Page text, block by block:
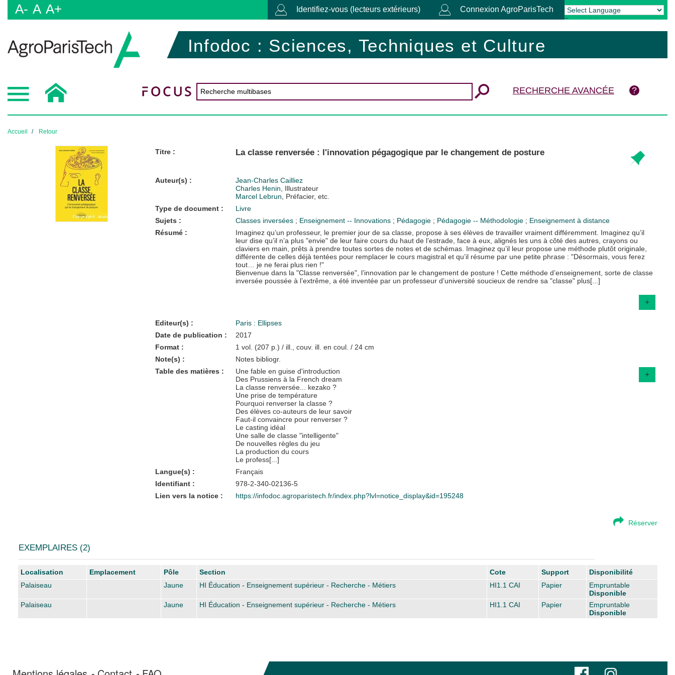
A- A A+ Identifiez-vous (lecteurs extérieurs) Connexion AgroParisTech
Powered by Translate
Infodoc : Sciences, Techniques et Culture
RECHERCHE AVANCÉE
Accueil Retour
Titre : La classe renversée : l'innovation pégagogique par le changement de posture
Auteur(s) :
Jean-Charles Cailliez
Charles Henin , Illustrateur
Marcel Lebrun , Préfacier, etc.
Type de document :
Livre
Sujets :
Classes inversées ; Enseignement -- Innovations ; Pédagogie ; Pédagogie -- Méthodologie ; Enseignement à distance
Résumé :
Imaginez qu’un professeur, le premier jour de sa classe, propose à ses élèves de travailler vraiment différemment. Imaginez qu’il
leur dise qu’il n’a plus "envie" de leur faire cours du haut de l’estrade, face à eux, alignés les uns à côté des autres, crayons ou
claviers en main, prêts à prendre toutes sortes de notes et de schémas. Imaginez qu’il leur propose une méthode plutôt originale,
différente de celles déjà tentées pour remplacer le cours magistral et qu’il résume par une petite phrase : "Désormais, vous ferez
tout… je ne ferai plus rien !"
Bienvenue dans la "Classe renversée", l’innovation par le changement de posture ! Cette méthode d’enseignement, sorte de classe
inversée poussée à l’extrême, a été inventée par un professeur d’université soucieux de rendre sa "classe" plus[...]
+
Editeur(s) :
Paris : Ellipses
Date de publication :
2017
Format :
1 vol. (207 p.) / ill., couv. ill. en coul. / 24 cm
Note(s) :
Notes bibliogr.
Table des matières :
Une fable en guise d'introduction
Des Prussiens à la French dream
La classe renversée... kezako ?
Une prise de température
Pourquoi renverser la classe ?
Des élèves co-auteurs de leur savoir
Faut-il convaincre pour renverser ?
Le casting idéal
Une salle de classe "intelligente"
De nouvelles règles du jeu
La production du cours
Le profess[...]
+
Langue(s) :
Français
Identifiant :
978-2-340-02136-5
Lien vers la notice :
https://infodoc.agroparistech.fr/index.php?lvl=notice_display&id=195248
Réserver
EXEMPLAIRES (2)
Liste des exemplaires
Localisation Emplacement Pôle Section Cote Support
Disponibilité
Palaiseau
Jaune HI Éducation - Enseignement supérieur - Recherche - Métiers HI1.1 CAI Papier
Empruntable
Disponible
Palaiseau
Jaune HI Éducation - Enseignement supérieur - Recherche - Métiers HI1.1 CAI Papier
Empruntable
Disponible